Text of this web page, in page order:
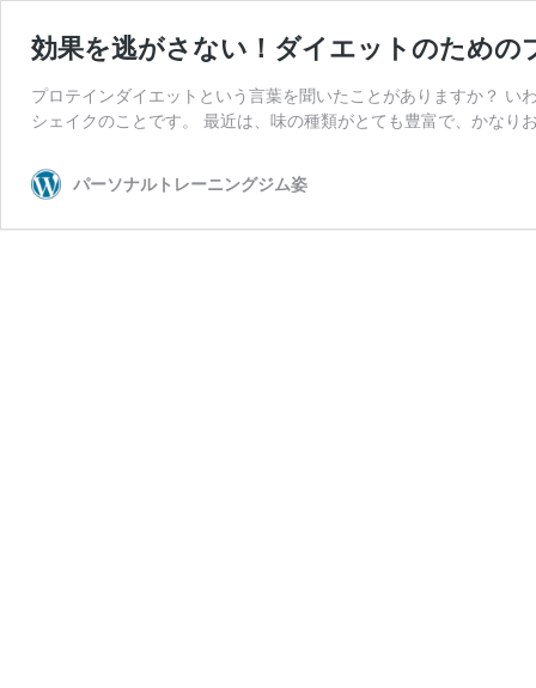
効果を逃がさない！ダイエットのための
プロテインダイエットという言葉を聞いたことがありますか？
シェイクのことです。 最近は、味の種類がとても豊富で、かな
パーソナルトレーニングジム姿